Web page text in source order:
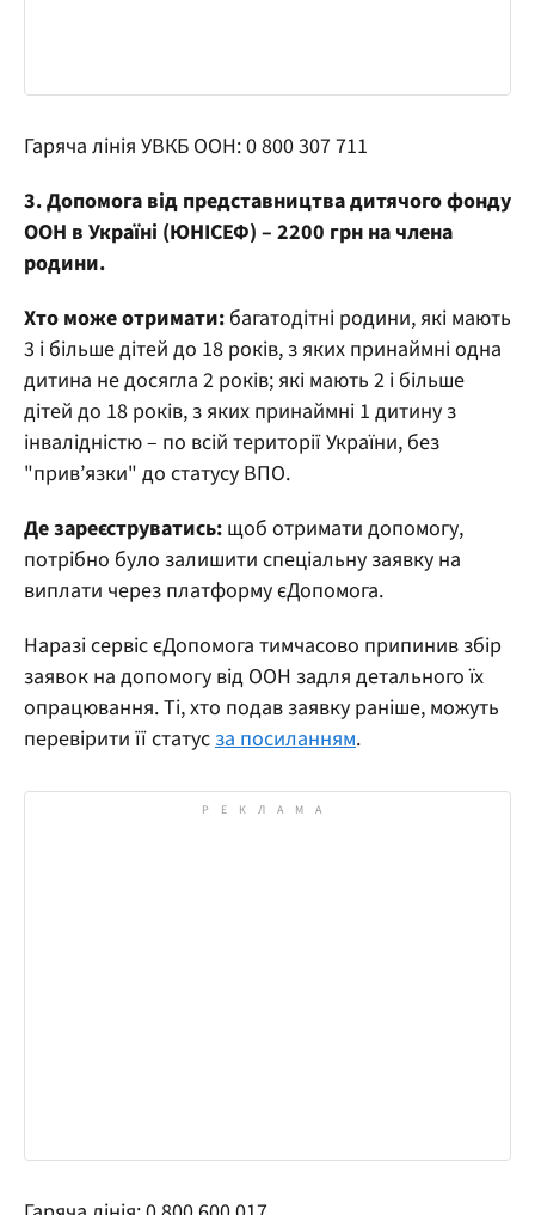
Гаряча лінія УВКБ ООН: 0 800 307 711
3. Допомога від представництва дитячого фонду
ООН в Україні (ЮНІСЕФ) – 2200 грн на члена
родини.
Хто може отримати: багатодітні родини, які мають
3 і більше дітей до 18 років, з яких принаймні одна
дитина не досягла 2 років; які мають 2 і більше
дітей до 18 років, з яких принаймні 1 дитину з
інвалідністю – по всій території України, без
"прив’язки" до статусу ВПО.
Де зареєструватись: щоб отримати допомогу,
потрібно було залишити спеціальну заявку на
виплати через платформу єДопомога.
Наразі сервіс єДопомога тимчасово припинив збір
заявок на допомогу від ООН задля детального їх
опрацювання. Ті, хто подав заявку раніше, можуть
перевірити її статусза посиланням.